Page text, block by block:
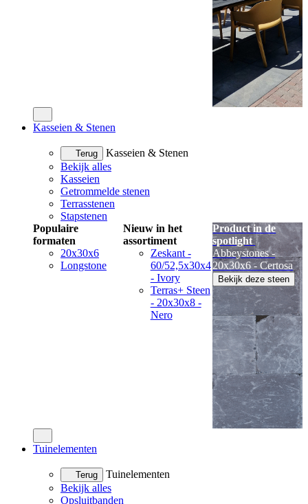
Kasseien & Stenen
Terug
Kasseien & Stenen
Bekijk alles
Kasseien
Getrommelde stenen
Terrasstenen
Stapstenen
Populaire
formaten
20x30x6
Longstone
Nieuw in het
assortiment
Zeskant -
60/52,5x30x4
- Ivory
Terras+ Steen
- 20x30x8 -
Nero
Product in de
spotlight
Abbeystones -
20x30x6 - Certosa
Bekijk deze steen
Tuinelementen
Terug
Tuinelementen
Bekijk alles
Opsluitbanden